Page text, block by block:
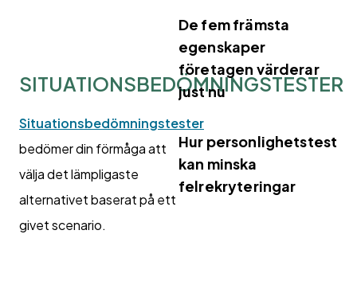
SITUATIONSBEDÖMNINGSTESTER
Situationsbedömningstester
bedömer din förmåga att
välja det lämpligaste
alternativet baserat på ett
givet scenario.
De fem främsta
egenskaper
företagen värderar
just nu
Hur personlighetstest
kan minska
felrekryteringar